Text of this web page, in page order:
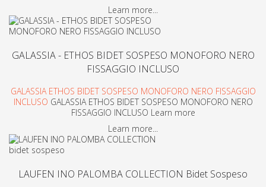
Learn more...
GALASSIA - ETHOS BIDET SOSPESO MONOFORO NERO
FISSAGGIO INCLUSO
GALASSIA ETHOS BIDET SOSPESO MONOFORO NERO FISSAGGIO
INCLUSO GALASSIA ETHOS BIDET SOSPESO MONOFORO NERO
FISSAGGIO INCLUSO Learn more
Learn more...
LAUFEN INO PALOMBA COLLECTION Bidet Sospeso